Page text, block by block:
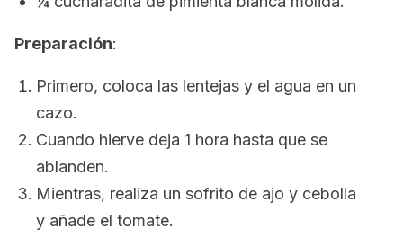
Preparación:
Primero, coloca las lentejas y el agua en un
cazo.
Cuando hierve deja 1 hora hasta que se
ablanden.
Mientras, realiza un sofrito de ajo y cebolla
y añade el tomate.